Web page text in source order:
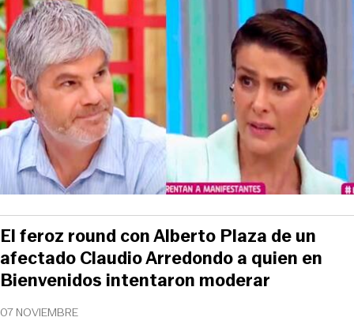
07 NOVIEMBRE
El feroz round con Alberto Plaza de un
afectado Claudio Arredondo a quien en
Bienvenidos intentaron moderar